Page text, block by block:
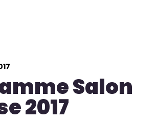
Salon
2017